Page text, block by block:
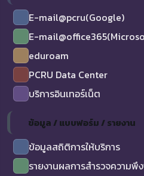
E-mail@pcru(Google)
E-
eduroam
PCRU Data Center
บริการอินเทอร์เน็ต
ข้อมูล / แบบฟอร์ม / รายงาน
ข้อมูลสถิติการให้บริการ
รายงานผลการสำรวจความพึ